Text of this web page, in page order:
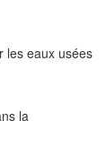
les eaux usées
la